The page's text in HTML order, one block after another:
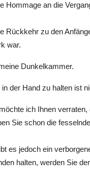
Hommage an die
Rückkehr zu den
war.
Dunkelkammer.
in der Hand zu halten ist
ich Ihnen
Sie schon die
es jedoch ein
halten, werden Sie